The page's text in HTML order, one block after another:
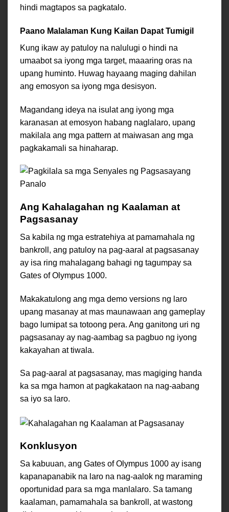
hindi magtapos sa pagkatalo.
Paano Malalaman Kung Kailan Dapat Tumigil
Kung ikaw ay patuloy na nalulugi o hindi na
umaabot sa iyong mga target, maaaring oras na
upang huminto. Huwag hayaang maging dahilan
ang emosyon sa iyong mga desisyon.
Magandang ideya na isulat ang iyong mga
karanasan at emosyon habang naglalaro, upang
makilala ang mga pattern at maiwasan ang mga
pagkakamali sa hinaharap.
Ang Kahalagahan ng Kaalaman at
Pagsasanay
Sa kabila ng mga estratehiya at pamamahala ng
bankroll, ang patuloy na pag-aaral at pagsasanay
ay isa ring mahalagang bahagi ng tagumpay sa
Gates of Olympus 1000.
Makakatulong ang mga demo versions ng laro
upang masanay at mas maunawaan ang gameplay
bago lumipat sa totoong pera. Ang ganitong uri ng
pagsasanay ay nag-aambag sa pagbuo ng iyong
kakayahan at tiwala.
Sa pag-aaral at pagsasanay, mas magiging handa
ka sa mga hamon at pagkakataon na nag-aabang
sa iyo sa laro.
Konklusyon
Sa kabuuan, ang Gates of Olympus 1000 ay isang
kapanapanabik na laro na nag-aalok ng maraming
oportunidad para sa mga manlalaro. Sa tamang
kaalaman, pamamahala sa bankroll, at wastong